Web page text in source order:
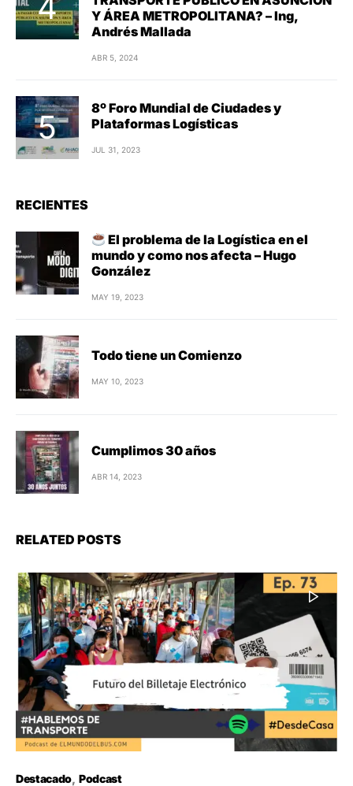
Y ÁREA METROPOLITANA? – Ing,
Andrés Mallada
ABR 5, 2024
8º Foro Mundial de Ciudades y
Plataformas Logísticas
JUL 31, 2023
RECIENTES
El problema de la Logística en el
mundo y como nos afecta – Hugo
González
MAY 19, 2023
Todo tiene un Comienzo
MAY 10, 2023
Cumplimos 30 años
ABR 14, 2023
RELATED POSTS
Destacado Podcast